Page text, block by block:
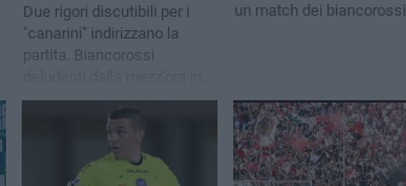
Due rigori discutibili per i
"canarini" indirizzano la
partita. Biancorossi
poi
un match dei biancorossi